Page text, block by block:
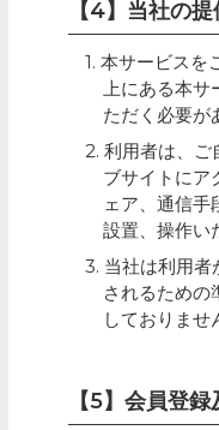
【4】当社の
1. 本サービスを
上にある本サ
ただく必要が
2. 利用者は、ご
ブサイトにア
ェア、通信手
設置、操作い
3. 当社は利用者
されるための
しておりませ
【5】会員登